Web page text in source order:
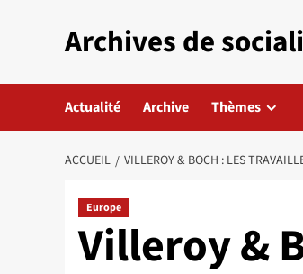
Archives de
Actualité Archive Thèmes
ACCUEIL VILLEROY & BOCH : LES
Europe
Villeroy &